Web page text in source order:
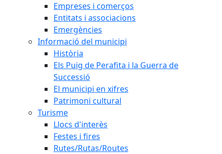
Empreses i comerços
Entitats i associacions
Emergències
Informació del municipi
Història
Els Puig de Perafita i la Guerra de
Successió
El municipi en xifres
Patrimoni cultural
Turisme
Llocs d'interès
Festes i fires
Rutes/Rutas/Routes